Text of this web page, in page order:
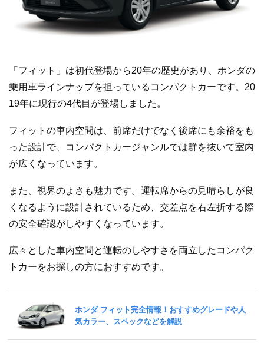
「フィット」は初代登場から20年の歴史があり、ホンダの
乗用車ラインナップを担っているコンパクトカーです。20
19年に現行の4代目が登場しました。
フィットの車内空間は、前席だけでなく後席にも余裕をも
った設計で、コンパクトカージャンルでは群を抜いて室内
が広くなっています。
また、視界のよさも魅力です。運転席からの見晴らしが良
くなるように設計されているため、交差点を右左折する際
の安全確認がしやすくなっています。
広々とした車内空間と運転のしやすさを両立したコンパク
トカーをお探しの方におすすめです。